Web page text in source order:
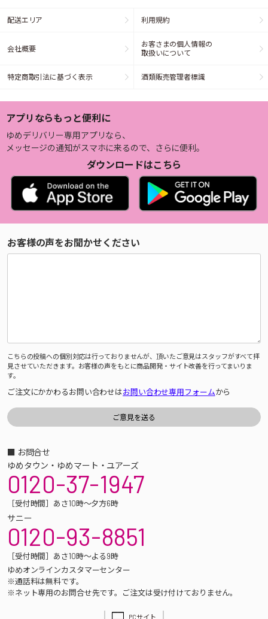
配送エリア 利用規約
会社概要
お客さまの個人情報の
取扱いについて
特定商取引法に基づく表示 酒類販売管理者標識
アプリならもっと便利に
ゆめデリバリー専用アプリなら、
メッセージの通知がスマホに来るので、さらに便利。
ダウンロードはこちら
お客様の声をお聞かせください
こちらの投稿への個別対応は行っておりませんが、頂いたご意見はスタッフがすべて拝
見させていただきます。お客様の声をもとに商品開発・サイト改善を行ってまいりま
す。
ご注文にかかわるお問い合わせはお問い合わせ専用フォームから
■ お問合せ
ゆめタウン・ゆめマート・ユアーズ
0120-37-1947
［受付時間］あさ10時～夕方6時
サニー
0120-93-8851
［受付時間］あさ10時～よる9時
ゆめオンラインカスタマーセンター
※通話料は無料です。
※ネット専用のお問合せ先です。ご注文は受け付けておりません。
PCサイト